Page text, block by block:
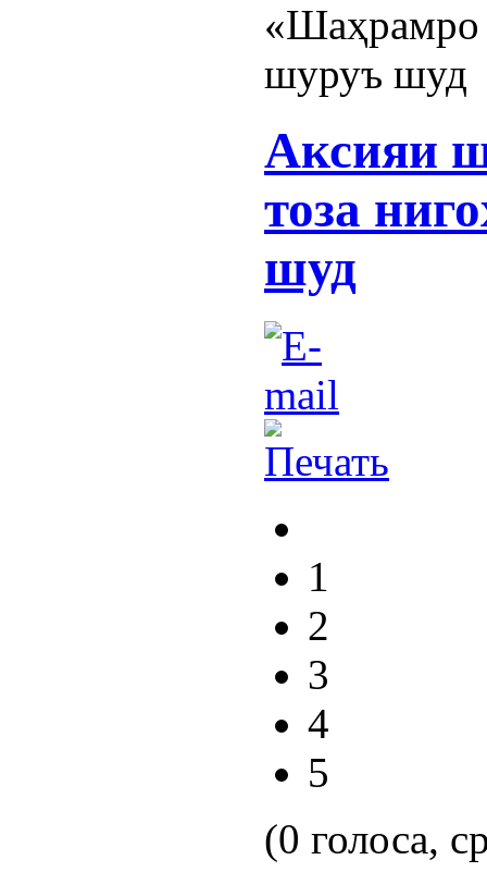
«Шаҳрамро
шуруъ шуд
Аксияи
тоза
шуд
1
2
3
4
5
(0 голоса,